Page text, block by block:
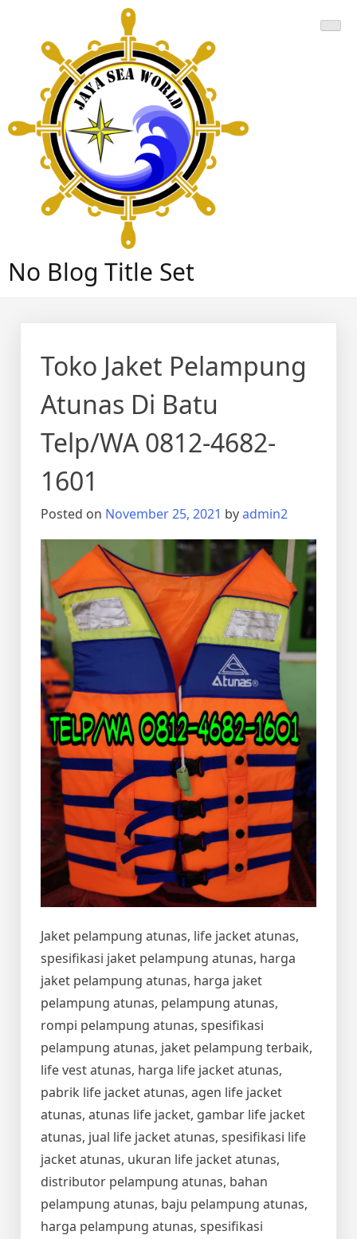
content
No Blog Title Set
Toko Jaket Pelampung
Atunas Di Batu
Telp/WA 0812-4682-
1601
Posted on November 25, 2021 byadmin2
Jaket pelampung atunas, life jacket atunas,
spesifikasi jaket pelampung atunas, harga
jaket pelampung atunas, harga jaket
pelampung atunas, pelampung atunas,
rompi pelampung atunas, spesifikasi
pelampung atunas, jaket pelampung terbaik,
life vest atunas, harga life jacket atunas,
pabrik life jacket atunas, agen life jacket
atunas, atunas life jacket, gambar life jacket
atunas, jual life jacket atunas, spesifikasi life
jacket atunas, ukuran life jacket atunas,
distributor pelampung atunas, bahan
pelampung atunas, baju pelampung atunas,
harga pelampung atunas, spesifikasi